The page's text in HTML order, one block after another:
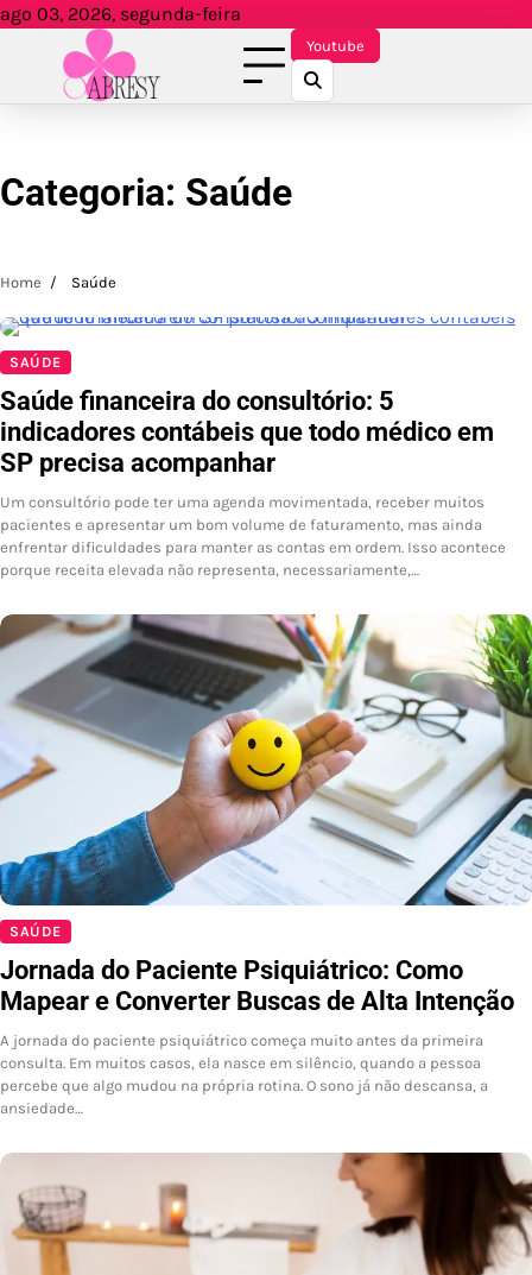
Skip
content
ago 03, 2026, segunda-feira
Youtube
Categoria: Saúde
Home Saúde
SAÚDE
Saúde financeira do consultório: 5
indicadores contábeis que todo médico em
SP precisa acompanhar
Um consultório pode ter uma agenda movimentada, receber muitos
pacientes e apresentar um bom volume de faturamento, mas ainda
enfrentar dificuldades para manter as contas em ordem. Isso acontece
porque receita elevada não representa, necessariamente,…
SAÚDE
Jornada do Paciente Psiquiátrico: Como
Mapear e Converter Buscas de Alta Intenção
A jornada do paciente psiquiátrico começa muito antes da primeira
consulta. Em muitos casos, ela nasce em silêncio, quando a pessoa
percebe que algo mudou na própria rotina. O sono já não descansa, a
ansiedade…